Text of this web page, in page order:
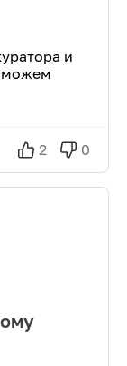
и
можем
2 0